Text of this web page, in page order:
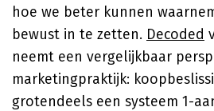
hoe we beter kunnen
bewust in te zetten. Decoded
neemt een vergelijkbaar
marketingpraktijk:
grotendeels een systeem 1-